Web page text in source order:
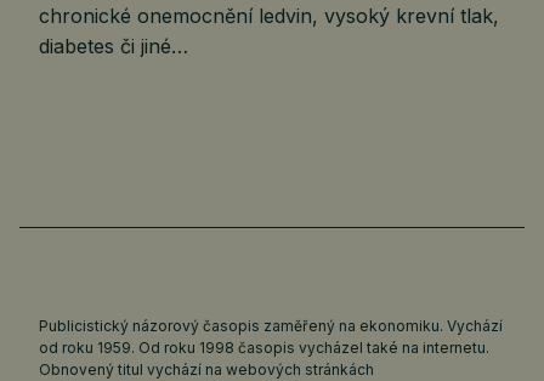
chronické onemocnění ledvin, vysoký krevní tlak,
diabetes či jiné…
Publicistický názorový časopis zaměřený na ekonomiku. Vychází
od roku 1959. Od roku 1998 časopis vycházel také na internetu.
Obnovený titul vychází na webových stránkách